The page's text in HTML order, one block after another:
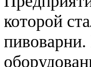
которой